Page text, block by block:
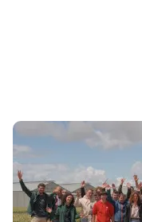
🎬 Clap de
placée sous le
Le 2 juin dernier, la